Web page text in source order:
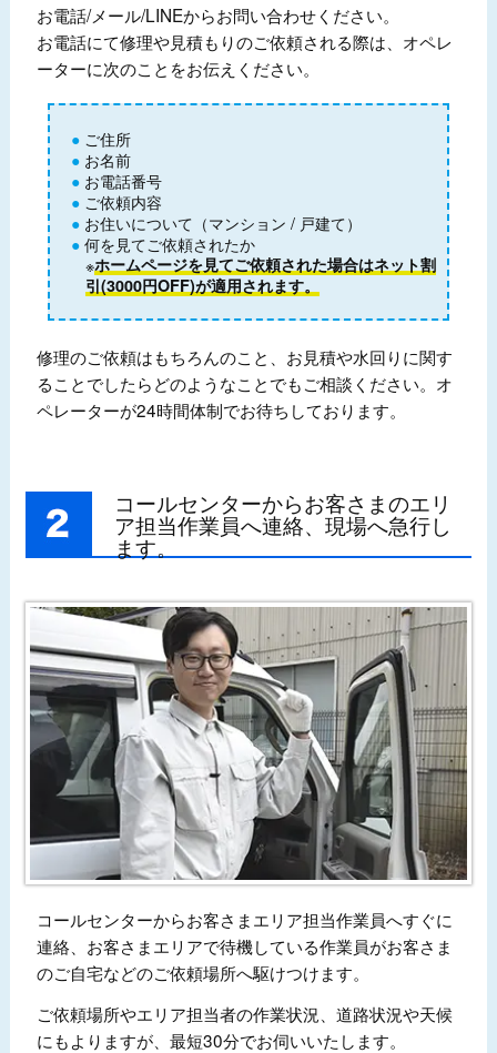
お電話/メール/LINEからお問い合わせください。
お電話にて修理や見積もりのご依頼される際は、オペレ
ーターに次のことをお伝えください。
ご住所
お名前
お電話番号
ご依頼内容
お住いについて（マンション / 戸建て）
何を見てご依頼されたか
※ホームページを見てご依頼された場合はネット割
引(3000円OFF)が適用されます。
修理のご依頼はもちろんのこと、お見積や水回りに関す
ることでしたらどのようなことでもご相談ください。オ
ペレーターが24時間体制でお待ちしております。
コールセンターからお客さまのエリ
ア担当作業員へ連絡、現場へ急行し
ます。
コールセンターからお客さまエリア担当作業員へすぐに
連絡、お客さまエリアで待機している作業員がお客さま
のご自宅などのご依頼場所へ駆けつけます。
ご依頼場所やエリア担当者の作業状況、道路状況や天候
にもよりますが、最短30分でお伺いいたします。